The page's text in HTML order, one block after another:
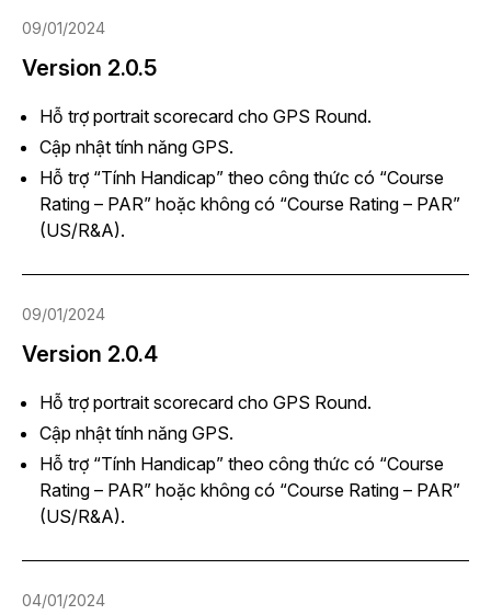
09/01/2024
Version 2.0.5
Hỗ trợ portrait scorecard cho GPS Round.
Cập nhật tính năng GPS.
Hỗ trợ “Tính Handicap” theo công thức có “Course
Rating – PAR” hoặc không có “Course Rating – PAR”
(US/R&A).
09/01/2024
Version 2.0.4
Hỗ trợ portrait scorecard cho GPS Round.
Cập nhật tính năng GPS.
Hỗ trợ “Tính Handicap” theo công thức có “Course
Rating – PAR” hoặc không có “Course Rating – PAR”
(US/R&A).
04/01/2024